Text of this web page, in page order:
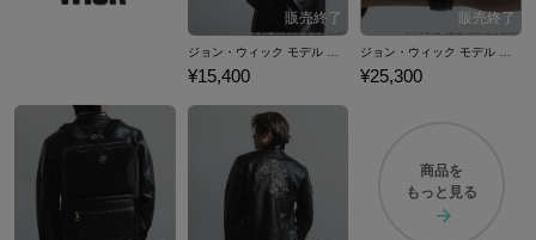
¥15,400 ¥25,300
商品を
もっと見る